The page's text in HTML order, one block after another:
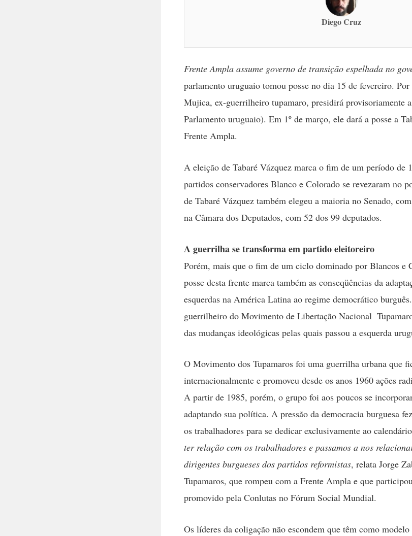
Diego Cruz
Frente Ampla assume governo de transição espelhada no
parlamento uruguaio tomou posse no dia 15 de fevereiro. Por
Mujica, ex-guerrilheiro tupamaro, presidirá provisoriamente
Parlamento uruguaio). Em 1º de março, ele dará a posse a
Frente Ampla.
A eleição de Tabaré Vázquez marca o fim de um período de
partidos conservadores Blanco e Colorado se revezaram no
de Tabaré Vázquez também elegeu a maioria no Senado,
na Câmara dos Deputados, com 52 dos 99 deputados.
A guerrilha se transforma em partido eleitoreiro
Porém, mais que o fim de um ciclo dominado por Blancos e
posse desta frente marca também as conseqüências da
esquerdas na América Latina ao regime democrático burguês.
guerrilheiro do Movimento de Libertação Nacional 
das mudanças ideológicas pelas quais passou a esquerda
O Movimento dos Tupamaros foi uma guerrilha urbana que
internacionalmente e promoveu desde os anos 1960 ações
A partir de 1985, porém, o grupo foi aos poucos se
adaptando sua política. A pressão da democracia burguesa
os trabalhadores para se dedicar exclusivamente ao
ter relação com os trabalhadores e passamos a nos
dirigentes burgueses dos partidos reformistas, relata Jorge
Tupamaros, que rompeu com a Frente Ampla e que
promovido pela Conlutas no Fórum Social Mundial.
Os líderes da coligação não escondem que têm como